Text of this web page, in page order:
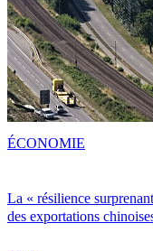
La « résilience
des exportations
ÉCONOMIE